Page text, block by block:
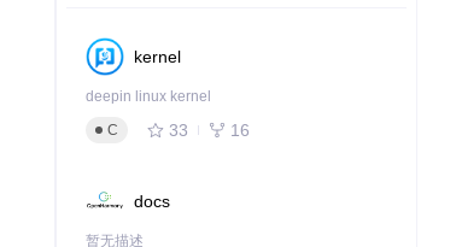
kernel
deepin linux kernel
C
33 16
docs
暂无描述